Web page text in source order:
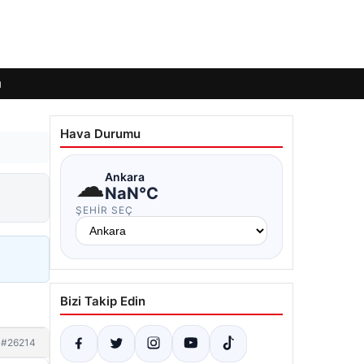
#26214
Hava Durumu
☁Ankara
NaN°C
ŞEHIR SEÇ
Bizi Takip Edin